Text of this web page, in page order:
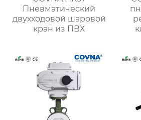
Пневматический
двухходовой шаровой
кран из ПВХ